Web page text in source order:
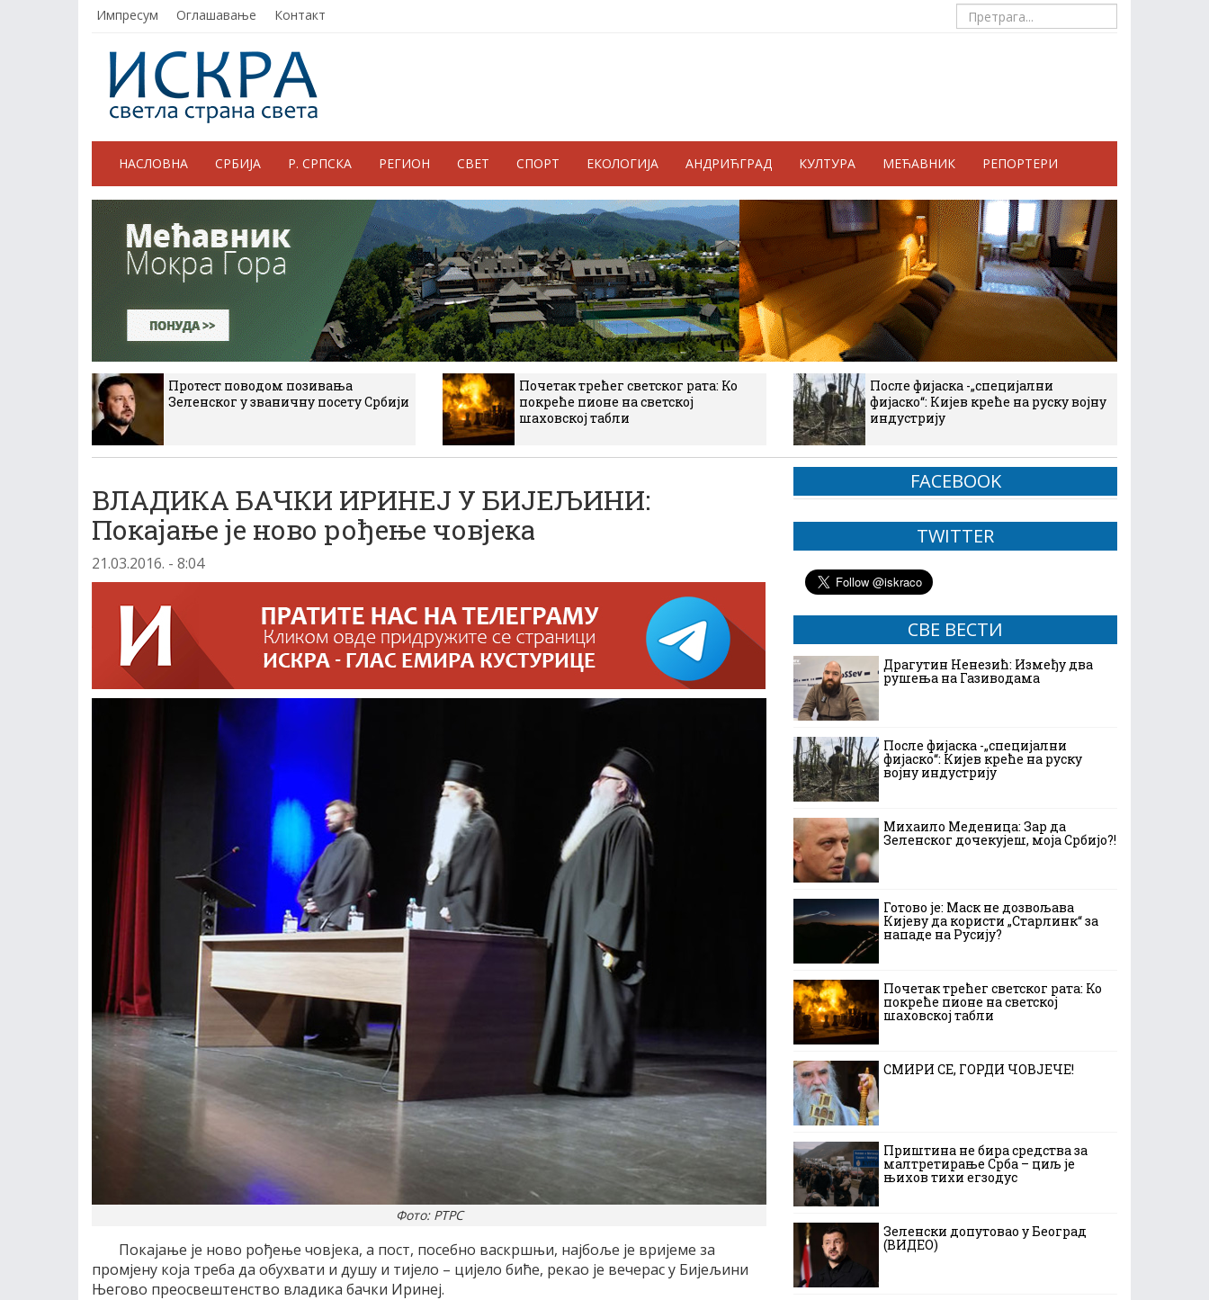
Импресум Оглашавање Контакт
НАСЛОВНА СРБИЈА Р. СРПСКА РЕГИОН СВЕТ СПОРТ ЕКОЛОГИЈА АНДРИЋГРАД КУЛТУРА МЕЋАВНИК РЕПОРТЕРИ
Протест поводом позивања
Зеленског у званичну посету Србији
Почетак трећег светског рата: Ко
покреће пионе на светској
шаховској табли
После фијаска -„специјални
фијаско“: Кијев креће на руску војну
индустрију
ВЛАДИКА БАЧКИ ИРИНЕЈ У БИЈЕЉИНИ:
Покајање је ново рођење човјека
21.03.2016. - 8:04
Фото: РТРС
Покајање је ново рођење човјека, а пост, посебно васкршњи, најбоље је вријеме за
промјену која треба да обухвати и душу и тијело – цијело биће, рекао је вечерас у Бијељини
Његово преосвештенство владика бачки Иринеј.
FACEBOOK
TWITTER
СВЕ ВЕСТИ
Драгутин Ненезић: Између два
рушења на Газиводама
После фијаска -„специјални
фијаско“: Кијев креће на руску
војну индустрију
Михаило Меденица: Зар да
Зеленског дочекујеш, моја Србијо?!
Готово је: Маск не дозвољава
Кијеву да користи „Старлинк“ за
нападе на Русију?
Почетак трећег светског рата: Ко
покреће пионе на светској
шаховској табли
СМИРИ СЕ, ГОРДИ ЧОВЈЕЧЕ!
Приштина не бира средства за
малтретирање Срба – циљ је
њихов тихи егзодус
Зеленски допутовао у Београд
(ВИДЕО)